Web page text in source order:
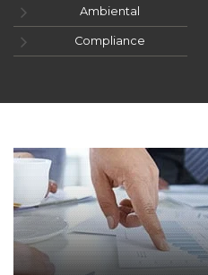
Ambiental
Compliance